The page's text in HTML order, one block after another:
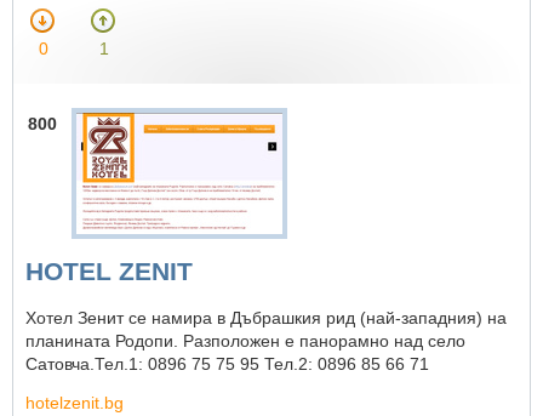
0 1
800
HOTEL ZENIT
Хотел Зенит се намира в Дъбрашкия рид (най-западния) на
планината Родопи. Разположен е панорамно над село
Сатовча.Тел.1: 0896 75 75 95 Тел.2: 0896 85 66 71
hotelzenit.bg